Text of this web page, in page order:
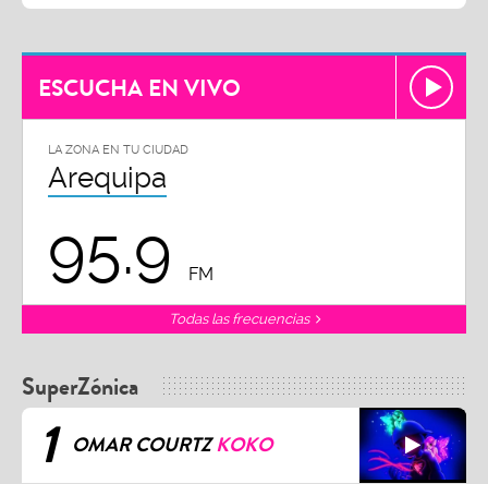
ESCUCHA EN VIVO
LA ZONA EN TU CIUDAD
Arequipa
95.9 FM
Todas las frecuencias
SuperZónica
1 OMAR COURTZKOKO